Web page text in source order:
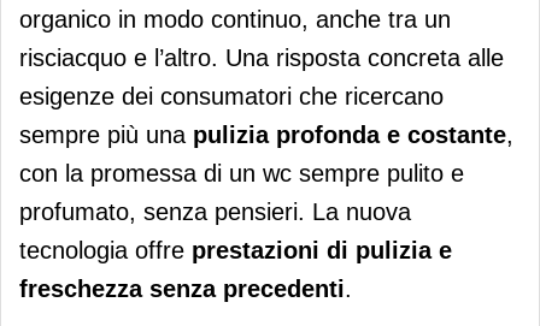
organico in modo continuo, anche tra un
risciacquo e l’altro. Una risposta concreta alle
esigenze dei consumatori che ricercano
sempre più una pulizia profonda e costante,
con la promessa di un wc sempre pulito e
profumato, senza pensieri. La nuova
tecnologia offre prestazioni di pulizia e
freschezza senza precedenti.